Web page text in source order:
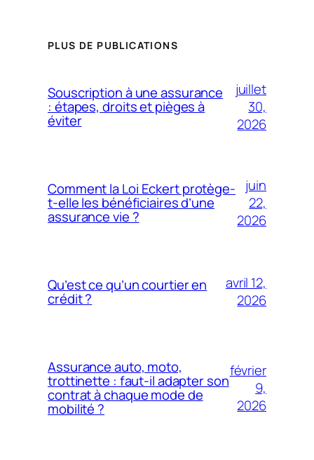
PLUS DE PUBLICATIONS
Souscription à une assurance
: étapes, droits et pièges à
éviter
juillet
30,
2026
Comment la Loi Eckert protège-
t-elle les bénéficiaires d’une
assurance vie ?
juin
22,
2026
Qu’est ce qu’un courtier en
crédit ?
avril 12,
2026
Assurance auto, moto,
trottinette : faut-il adapter son
contrat à chaque mode de
mobilité ?
février
9,
2026